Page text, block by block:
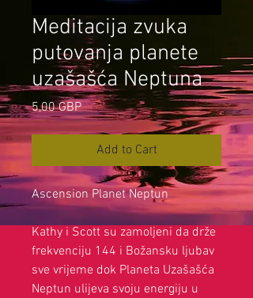
Meditacija zvuka
putovanja planete
uzašašća Neptuna
5,00 GBPPrice
Add to Cart
Ascension Planet Neptun
Kathy i Scott su zamoljeni da drže
frekvenciju 144 i Božansku ljubav
sve vrijeme dok Planeta Uzašašća
Neptun ulijeva svoju energiju u